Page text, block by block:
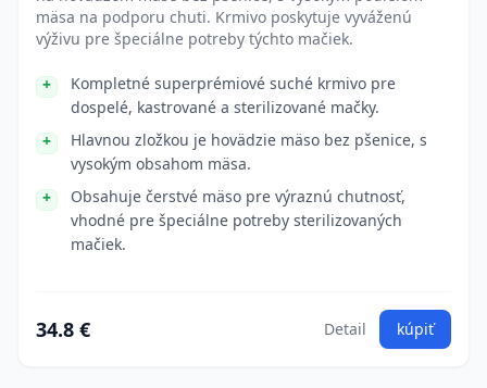
mäsa na podporu chuti. Krmivo poskytuje vyváženú
výživu pre špeciálne potreby týchto mačiek.
Kompletné superprémiové suché krmivo pre
dospelé, kastrované a sterilizované mačky.
Hlavnou zložkou je hovädzie mäso bez pšenice, s
vysokým obsahom mäsa.
Obsahuje čerstvé mäso pre výraznú chutnosť,
vhodné pre špeciálne potreby sterilizovaných
mačiek.
34.8 € Detail kúpiť